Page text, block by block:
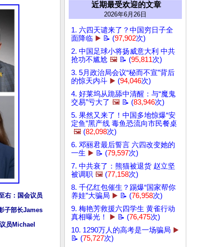
右：国会议员
子部长James
员Michael
近期最受欢迎的文章
2026年6月26日
1. 六四天谴来了？中国穷日子全
面降临 ▶️ 📝 (97,902次)
2. 中国足球小将扬威意大利 中共
抢功不尴尬 🖼️ 📝 (95,811次)
3. 5月政治局会议“秘而不宣”背后
的惊天内斗 ▶️ (94,046次)
4. 好莱坞从跪舔中清醒：与“魔鬼
交易”亏大了 🖼️ 📝 (83,946次)
5. 果然又来了！中国多地惊爆“安
定鱼”黑产线 毒鱼恐流向市民餐桌
🖼️ (82,098次)
6. 邓丽君最后誓言 六四改变她的
一生 ▶️ 📝 (79,597次)
7. 中共衰了：熊猫被退货 赵立坚
被调职 🖼️ (77,158次)
8. 千亿红包催生？踢爆“国家帮你
养娃”大骗局 ▶️ 📝 (76,958次)
9. 梅艳芳救援六四学生 黄雀行动
真相曝光！
▶️ 📝 (76,475次)
10. 1290万人的高考是一场骗局 ▶️
📝 (75,727次)